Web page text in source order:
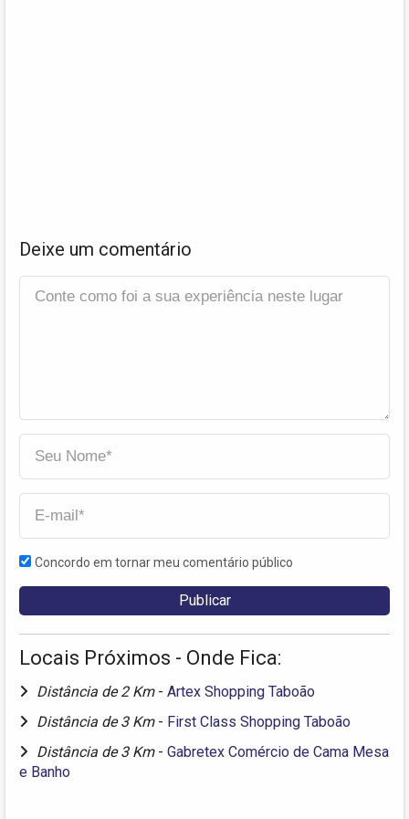
Deixe um comentário
Concordo em tornar meu comentário público
Locais Próximos - Onde Fica:
Distância de 2 Km - Artex Shopping Taboão
Distância de 3 Km - First Class Shopping Taboão
Distância de 3 Km - Gabretex Comércio de Cama Mesa
e Banho